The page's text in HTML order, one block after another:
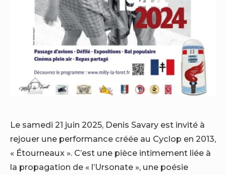
Le samedi 21 juin 2025, Denis Savary est invité à
rejouer une performance créée au Cyclop en 2013,
« Étourneaux ». C’est une pièce intimement liée à
la propagation de « l’Ursonate », une poésie